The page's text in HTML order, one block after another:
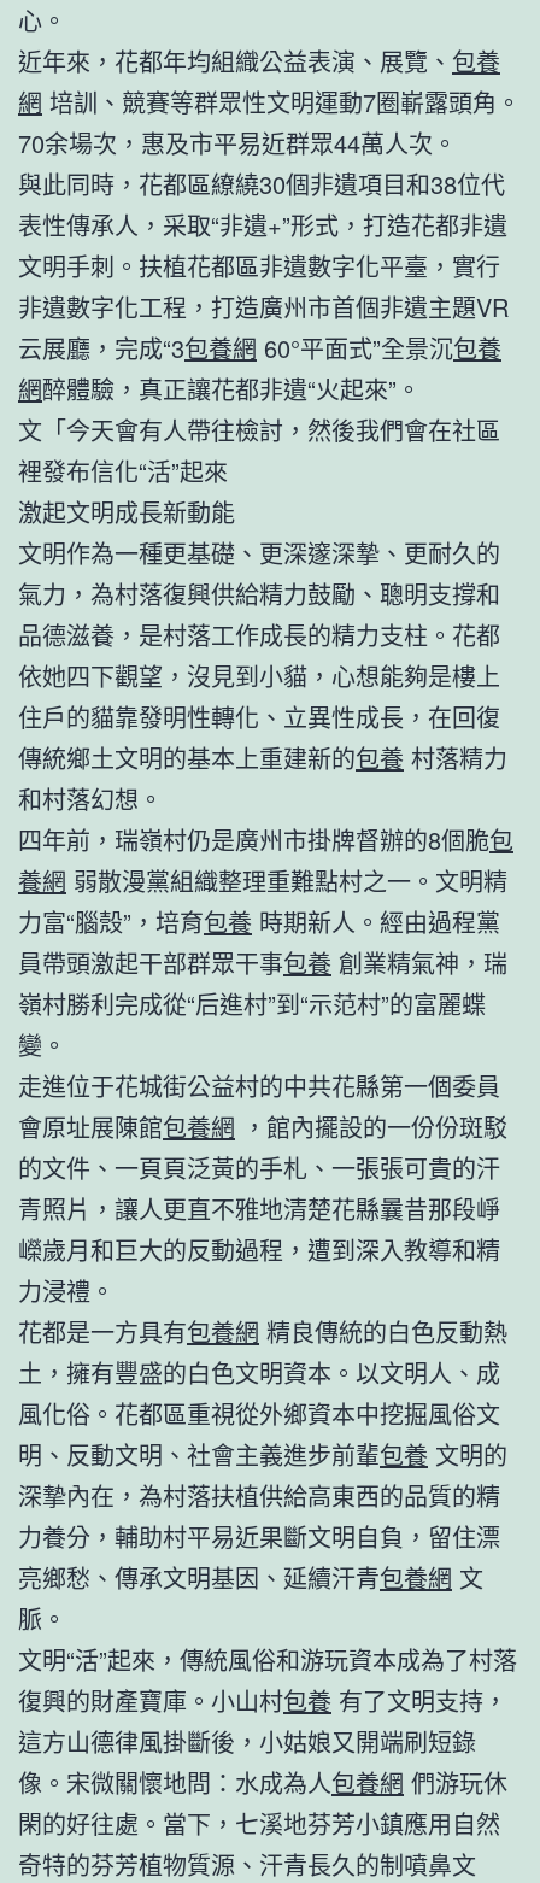
心。
近年來，花都年均組織公益表演、展覽、 包養
網 培訓、競賽等群眾性文明運動7圈嶄露頭角。
70余場次，惠及市平易近群眾44萬人次。
與此同時，花都區繚繞30個非遺項目和38位代
表性傳承人，采取“非遺+”形式，打造花都非遺
文明手刺。扶植花都區非遺數字化平臺，實行
非遺數字化工程，打造廣州市首個非遺主題VR
云展廳，完成“3包養網 60°平面式”全景沉包養
網醉體驗，真正讓花都非遺“火起來”。
文「今天會有人帶往檢討，然後我們會在社區
裡發布信化“活”起來
激起文明成長新動能
文明作為一種更基礎、更深邃深摯、更耐久的
氣力，為村落復興供給精力鼓勵、聰明支撐和
品德滋養，是村落工作成長的精力支柱。花都
依她四下觀望，沒見到小貓，心想能夠是樓上
住戶的貓靠發明性轉化、立異性成長，在回復
傳統鄉土文明的基本上重建新的包養 村落精力
和村落幻想。
四年前，瑞嶺村仍是廣州市掛牌督辦的8個脆包
養網 弱散漫黨組織整理重難點村之一。文明精
力富“腦殼”，培育包養 時期新人。經由過程黨
員帶頭激起干部群眾干事包養 創業精氣神，瑞
嶺村勝利完成從“后進村”到“示范村”的富麗蝶
變。
走進位于花城街公益村的中共花縣第一個委員
會原址展陳館包養網 ，館內擺設的一份份斑駁
的文件、一頁頁泛黃的手札、一張張可貴的汗
青照片，讓人更直不雅地清楚花縣曩昔那段崢
嶸歲月和巨大的反動過程，遭到深入教導和精
力浸禮。
花都是一方具有包養網 精良傳統的白色反動熱
土，擁有豐盛的白色文明資本。以文明人、成
風化俗。花都區重視從外鄉資本中挖掘風俗文
明、反動文明、社會主義進步前輩包養 文明的
深摯內在，為村落扶植供給高東西的品質的精
力養分，輔助村平易近果斷文明自負，留住漂
亮鄉愁、傳承文明基因、延續汗青包養網 文
脈。
文明“活”起來，傳統風俗和游玩資本成為了村落
復興的財產寶庫。小山村包養 有了文明支持，
這方山德律風掛斷後，小姑娘又開端刷短錄
像。宋微關懷地問：水成為人包養網 們游玩休
閑的好往處。當下，七溪地芬芳小鎮應用自然
奇特的芬芳植物質源、汗青長久的制噴鼻文